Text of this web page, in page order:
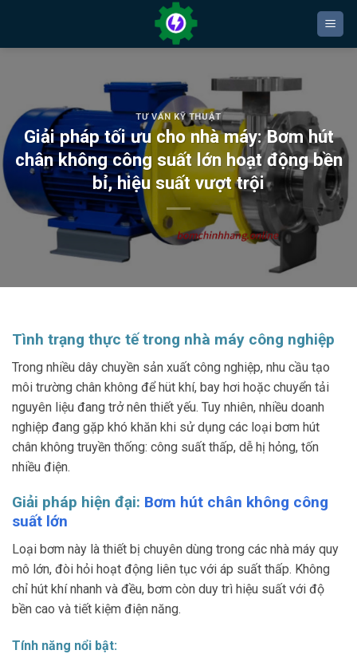
nội
TƯ VẤN KỸ THUẬT
Giải pháp tối ưu cho nhà máy: Bơm hút
chân không công suất lớn hoạt động bền
bỉ, hiệu suất vượt trội
Tình trạng thực tế trong nhà máy công nghiệp
Trong nhiều dây chuyền sản xuất công nghiệp, nhu cầu tạo
môi trường chân không để hüt khí, bay hơi hoặc chuyển tải
nguyên liệu đang trở nên thiết yếu. Tuy nhiên, nhiều doanh
nghiệp đang gặp khó khăn khi sử dụng các loại bơm hút
chân không truyền thống: công suất thấp, dễ hị hỏng, tốn
nhiều điện.
Giải pháp hiện đại: Bơm hút chân không công
suất lớn
Loại bơm này là thiết bị chuyên dùng trong các nhà máy quy
mô lớn, đòi hỏi hoạt động liên tục với áp suất thấp. Không
chỉ hút khí nhanh và đều, bơm còn duy trì hiệu suất với độ
bền cao và tiết kiệm điện năng.
Tính năng nổi bật: